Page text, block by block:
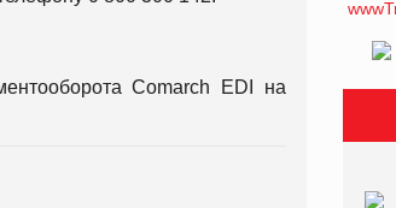
Comarch EDI на